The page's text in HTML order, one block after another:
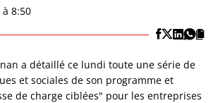
8:50
a détaillé ce lundi toute une série de
et sociales de son programme et
de charge ciblées" pour les entreprises